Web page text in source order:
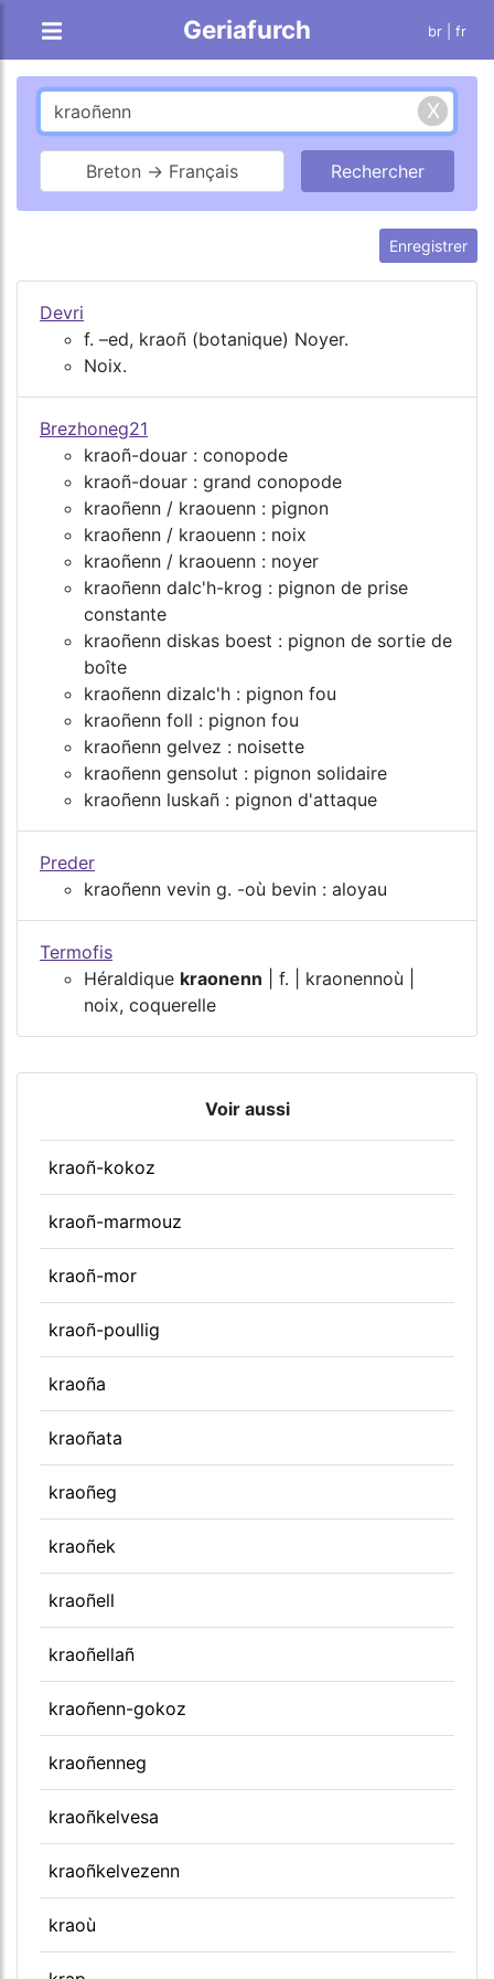
Geriafurch br | fr
Breton → Français
Enregistrer
Devri
f. –ed, kraoñ (botanique) Noyer.
Noix.
Brezhoneg21
kraoñ-douar : conopode
kraoñ-douar : grand conopode
kraoñenn / kraouenn : pignon
kraoñenn / kraouenn : noix
kraoñenn / kraouenn : noyer
kraoñenn dalc'h-krog : pignon de prise
constante
kraoñenn diskas boest : pignon de sortie de
boîte
kraoñenn dizalc'h : pignon fou
kraoñenn foll : pignon fou
kraoñenn gelvez : noisette
kraoñenn gensolut : pignon solidaire
kraoñenn luskañ : pignon d'attaque
Preder
kraoñenn vevin g. -où bevin : aloyau
Termofis
Héraldique kraonenn | f. | kraonennoù |
noix, coquerelle
Voir aussi
kraoñ-kokoz
kraoñ-marmouz
kraoñ-mor
kraoñ-poullig
kraoña
kraoñata
kraoñeg
kraoñek
kraoñell
kraoñellañ
kraoñenn-gokoz
kraoñenneg
kraoñkelvesa
kraoñkelvezenn
kraoù